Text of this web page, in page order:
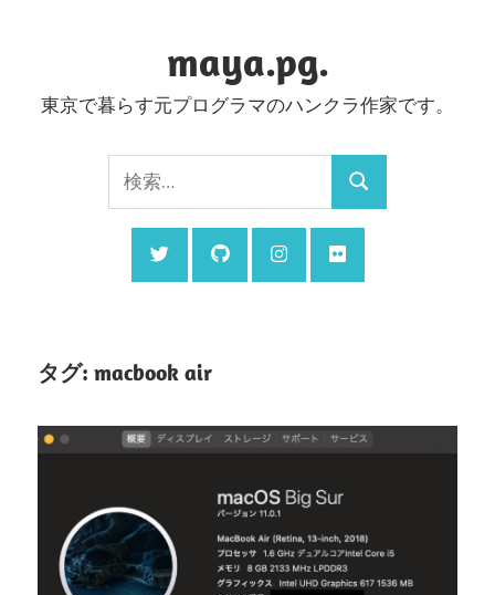
ン
maya.pg.
東京で暮らす元プログラマのハンクラ作家です。
索:
検
索
タグ: macbook air